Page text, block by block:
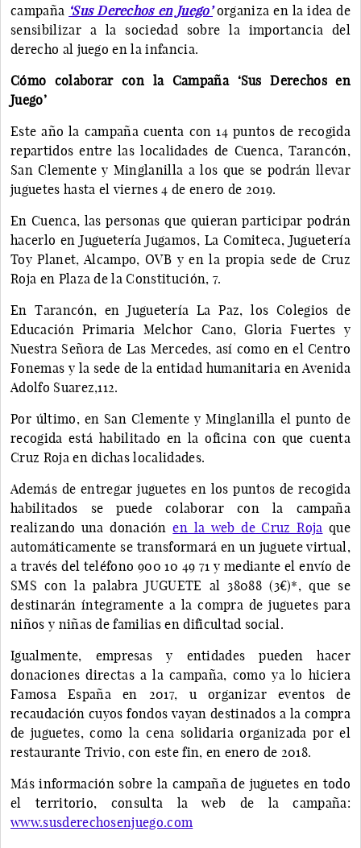
campaña ‘Sus Derechos en Juego’organiza en la idea de
sensibilizar a la sociedad sobre la importancia del
derecho al juego en la infancia.
Cómo colaborar con la Campaña ‘Sus Derechos en
Juego’
Este año la campaña cuenta con 14 puntos de recogida
repartidos entre las localidades de Cuenca, Tarancón,
San Clemente y Minglanilla a los que se podrán llevar
juguetes hasta el viernes 4 de enero de 2019.
En Cuenca, las personas que quieran participar podrán
hacerlo en Juguetería Jugamos, La Comiteca, Juguetería
Toy Planet, Alcampo, OVB y en la propia sede de Cruz
Roja en Plaza de la Constitución, 7.
En Tarancón, en Juguetería La Paz, los Colegios de
Educación Primaria Melchor Cano, Gloria Fuertes y
Nuestra Señora de Las Mercedes, así como en el Centro
Fonemas y la sede de la entidad humanitaria en Avenida
Adolfo Suarez,112.
Por último, en San Clemente y Minglanilla el punto de
recogida está habilitado en la oficina con que cuenta
Cruz Roja en dichas localidades.
Además de entregar juguetes en los puntos de recogida
habilitados se puede
colaborar con la campaña
realizando una donaciónen la web de Cruz Roja que
automáticamente se transformará en un juguete virtual,
a través del teléfono 900 10 49 71 y mediante el envío de
SMS con la palabra JUGUETE al 38088 (3€)*, que se
destinarán íntegramente a la compra de juguetes para
niños y niñas de familias en dificultad social.
Igualmente, empresas y entidades pueden hacer
donaciones directas a la campaña, como ya lo hiciera
Famosa España en 2017, u organizar eventos de
recaudación cuyos fondos vayan destinados a la compra
de juguetes, como la cena solidaria organizada por el
restaurante Trivio, con este fin, en enero de 2018.
Más información sobre la campaña de juguetes en todo
el territorio, consulta la web de la campaña:
www.susderechosenjuego.com